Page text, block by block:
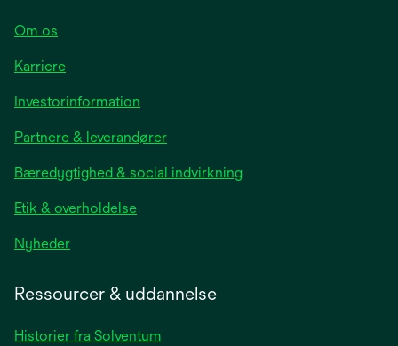
Om os
Karriere
Investorinformation
a
new
Partnere & leverandører
Bæredygtighed & social indvirkning
Etik & overholdelse
Nyhederopens
tab
Ressourcer & uddannelse
Historier fra Solventum